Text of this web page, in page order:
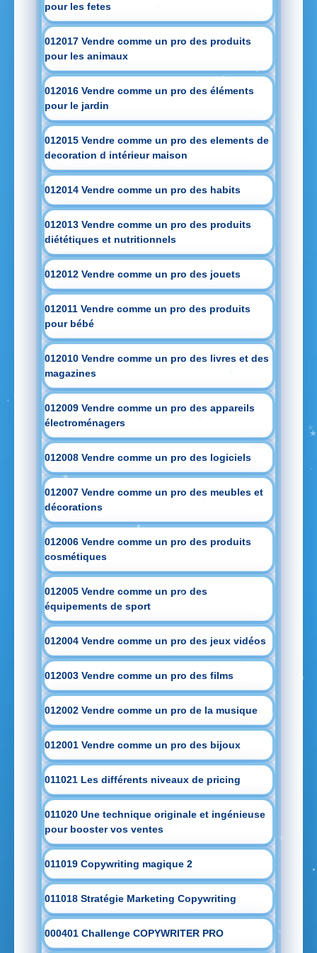
pour les fetes
012017 Vendre comme un pro des produits
pour les animaux
012016 Vendre comme un pro des éléments
pour le jardin
012015 Vendre comme un pro des elements de
decoration d intérieur maison
012014 Vendre comme un pro des habits
012013 Vendre comme un pro des produits
diététiques et nutritionnels
012012 Vendre comme un pro des jouets
012011 Vendre comme un pro des produits
pour bébé
012010 Vendre comme un pro des livres et des
magazines
012009 Vendre comme un pro des appareils
électroménagers
012008 Vendre comme un pro des logiciels
012007 Vendre comme un pro des meubles et
décorations
012006 Vendre comme un pro des produits
cosmétiques
012005 Vendre comme un pro des
équipements de sport
012004 Vendre comme un pro des jeux vidéos
012003 Vendre comme un pro des films
012002 Vendre comme un pro de la musique
012001 Vendre comme un pro des bijoux
011021 Les différents niveaux de pricing
011020 Une technique originale et ingénieuse
pour booster vos ventes
011019 Copywriting magique 2
011018 Stratégie Marketing Copywriting
000401 Challenge COPYWRITER PRO